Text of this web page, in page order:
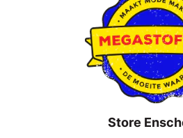
Store